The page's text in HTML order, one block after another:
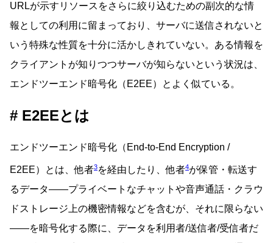
URLが示すリソースをさらに絞り込むための副次的な情
報としての利用に留まっており、サーバに送信されないと
いう特殊な性質を十分に活かしきれていない。ある情報を
クライアントが知りつつサーバが知らないという状況は、
エンドツーエンド暗号化（E2EE）とよく似ている。
E2EEとは
エンドツーエンド暗号化（End-to-End Encryption /
E2EE）とは、他者3を経由したり、他者4が保管・転送す
るデータ――プライベートなチャットや音声通話・クラウ
ドストレージ上の機密情報などを含むが、それに限らない
――を暗号化する際に、データを利用者/送信者/受信者だ